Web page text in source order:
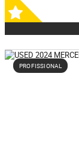
PROFISSIONAL